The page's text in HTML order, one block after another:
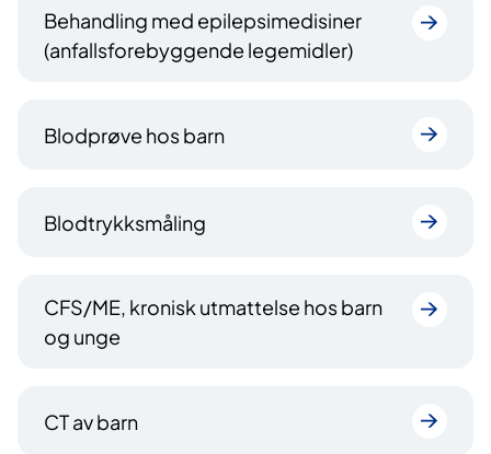
Behandling med epilepsimedisiner
(anfallsforebyggende legemidler)
Blodprøve hos barn
Blodtrykksmåling
CFS/ME, kronisk utmattelse hos barn
og unge
CT av barn